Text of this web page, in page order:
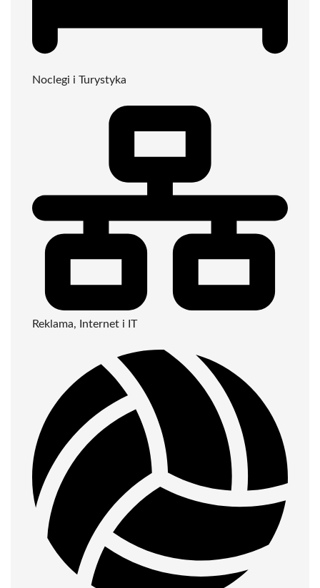
Noclegi i Turystyka
Reklama, Internet i IT